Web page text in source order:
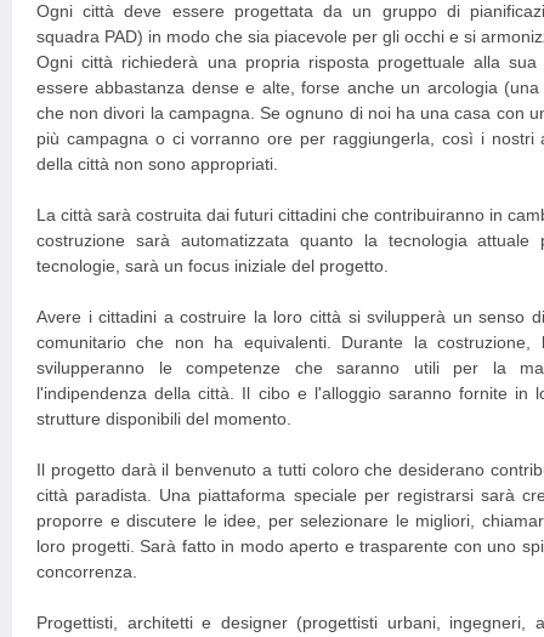
Ogni città deve essere progettata da un gruppo di
squadra PAD) in modo che sia piacevole per gli occhi e si
Ogni città richiederà una propria risposta progettuale alla
essere abbastanza dense e alte, forse anche un arcologia
che non divori la campagna. Se ognuno di noi ha una casa con
più campagna o ci vorranno ore per raggiungerla, così i nostri
della città non sono appropriati.
La città sarà costruita dai futuri cittadini che contribuiranno in
costruzione sarà automatizzata quanto la tecnologia
tecnologie, sarà un focus iniziale del progetto.
Avere i cittadini a costruire la loro città si svilupperà un senso
comunitario che non ha equivalenti. Durante la
svilupperanno le competenze che saranno utili per la
l'indipendenza della città. Il cibo e l'alloggio saranno fornite in
strutture disponibili del momento.
Il progetto darà il benvenuto a tutti coloro che desiderano
città paradista. Una piattaforma speciale per registrarsi sarà
proporre e discutere le idee, per selezionare le migliori,
loro progetti. Sarà fatto in modo aperto e trasparente con uno
concorrenza.
Progettisti, architetti e designer (progettisti urbani, ingegneri,